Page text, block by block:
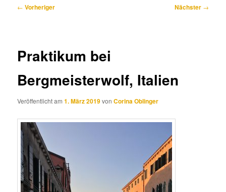
Beitragsnavigation
← Vorheriger Nächster →
Praktikum bei
Bergmeisterwolf, Italien
Veröffentlicht am1. März 2019vonCorina Oblinger